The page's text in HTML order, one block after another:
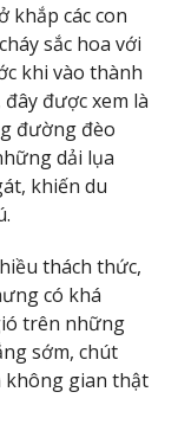
khắp các con
sắc hoa với
khi vào thành
được xem là
đường đèo
dải lụa
khiến du
thách thức,
có khá
trên những
sớm, chút
không gian thật